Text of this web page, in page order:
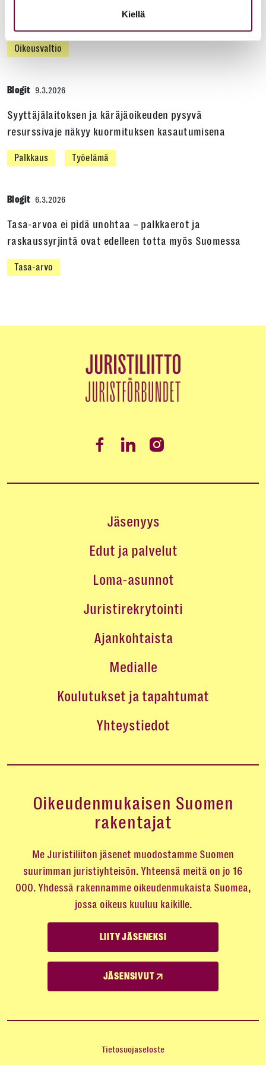
Kiellä
Oikeusvaltio
Blogit 9.3.2026
Syyttäjälaitoksen ja käräjäoikeuden pysyvä
resurssivaje näkyy kuormituksen kasautumisena
Palkkaus Työelämä
Blogit 6.3.2026
Tasa-arvoa ei pidä unohtaa – palkkaerot ja
raskaussyrjintä ovat edelleen totta myös Suomessa
Tasa-arvo
Jäsenyys
Edut ja palvelut
Loma-asunnot
Juristirekrytointi
Ajankohtaista
Medialle
Koulutukset ja tapahtumat
Yhteystiedot
Oikeudenmukaisen Suomen
rakentajat
Me Juristiliiton jäsenet muodostamme Suomen
suurimman juristiyhteisön. Yhteensä meitä on jo 16
000. Yhdessä rakennamme oikeudenmukaista Suomea,
jossa oikeus kuuluu kaikille.
LIITY JÄSENEKSI
JÄSENSIVUT
Tietosuojaseloste